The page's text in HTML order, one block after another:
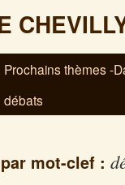
Prochains thèmes -
débats
mot-clef :